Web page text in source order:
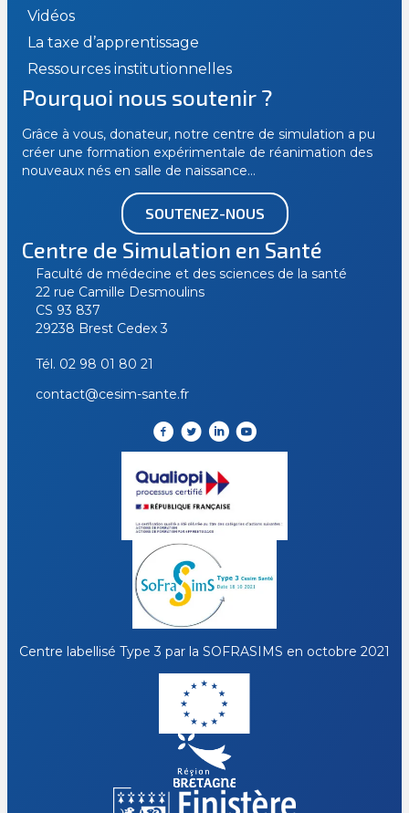
Vidéos
La taxe d’apprentissage
Ressources institutionnelles
Pourquoi nous soutenir ?
Grâce à vous, donateur, notre centre de simulation a pu
créer une formation expérimentale de réanimation des
nouveaux nés en salle de naissance…
SOUTENEZ-NOUS
Centre de Simulation en Santé
Faculté de médecine et des sciences de la santé
22 rue Camille Desmoulins
CS 93 837
29238 Brest Cedex 3
Tél. 02 98 01 80 21
contact@cesim-sante.fr
Centre labellisé Type 3 par la SOFRASIMS en octobre 2021